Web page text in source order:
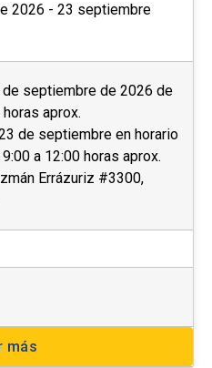
2026 - 23 septiembre
septiembre de 2026 de
aprox.
de septiembre en horario
a 12:00 horas aprox.
Errázuriz #3300,
más